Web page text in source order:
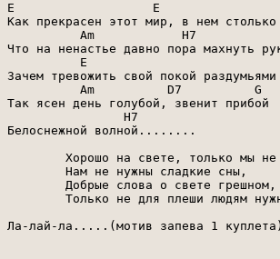
E                   E
Как прекрасен этот мир, в нем столько
          Am            H7
Что на ненастье давно пора махнуть
E
Зачем тревожить свой покой
          Am          D7          G
Так ясен день голубой, звенит прибой
                H7
Белоснежной волной........
Хорошо на свете, только мы не
        Нам не нужны сладкие сны,
        Добрые слова о свете грешном,
Только не для плеши людям
Ла-лай-ла.....(мотив запева 1 куплета)